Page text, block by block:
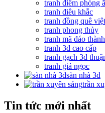
tranh điểm phòng
tranh điêu khắc
tranh đồng quê
tranh phong thủy
tranh mã đáo
tranh 3d cao cấp
tranh gạch 3d
tranh giả ngọc
sàn nhà 3d
trần
Tin tức mới nhất